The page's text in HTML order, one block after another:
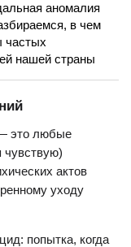
аномалия
в чем
частых
нашей страны
это любые
чувствую)
актов
уходу
попытка, когда